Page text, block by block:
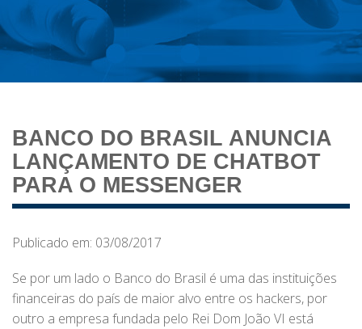
BANCO DO BRASIL ANUNCIA
LANÇAMENTO DE CHATBOT
PARA O MESSENGER
Publicado em: 03/08/2017
Se por um lado o Banco do Brasil é uma das instituições
financeiras do país de maior alvo entre os hackers, por
outro a empresa fundada pelo Rei Dom João VI está